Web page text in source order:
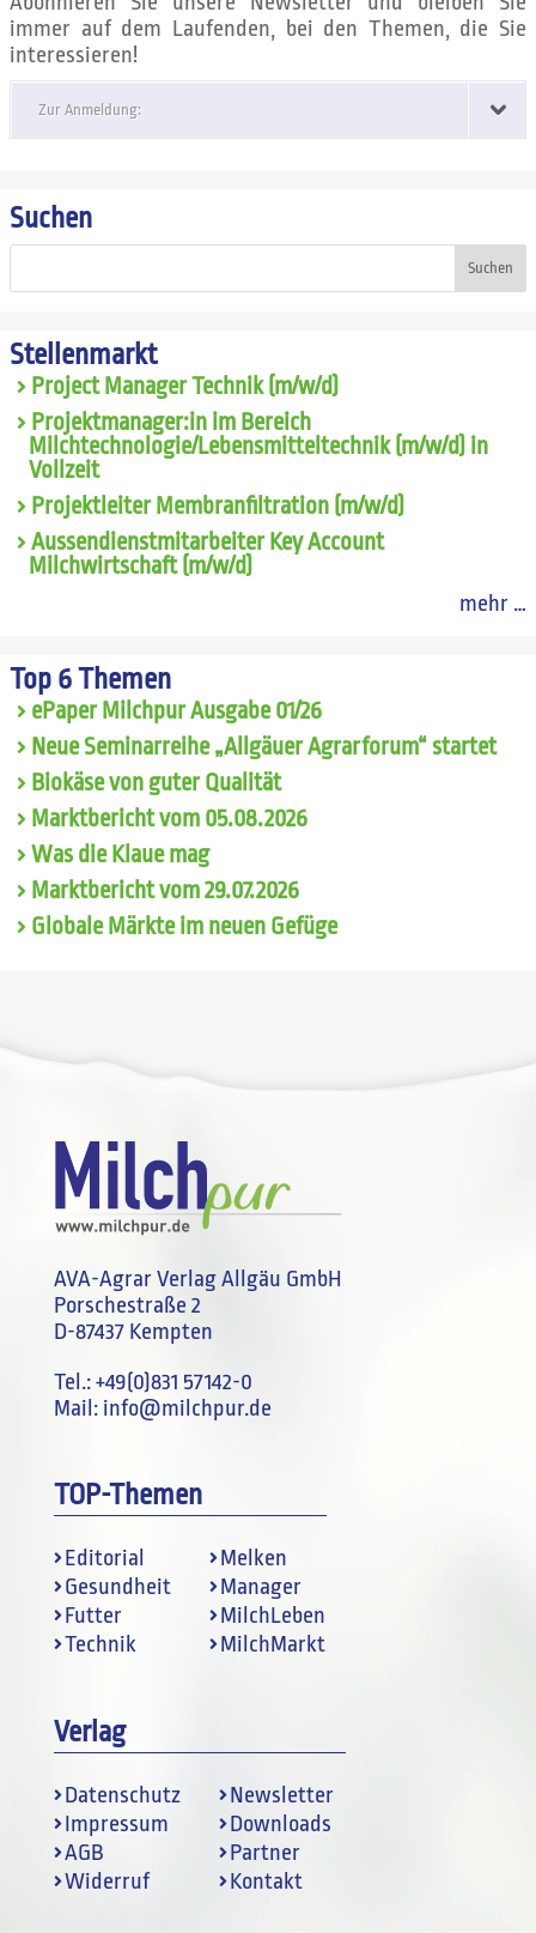
immer auf dem Laufenden, bei den Themen, die Sie
interessieren!
Zur Anmeldung:
Suchen
Suchen
Stellenmarkt
Project Manager Technik (m/w/d)
Projektmanager:in im Bereich
Milchtechnologie/Lebensmitteltechnik (m/w/d) in
Vollzeit
Projektleiter Membranfiltration (m/w/d)
Aussendienstmitarbeiter Key Account
Milchwirtschaft (m/w/d)
mehr …
Top 6 Themen
ePaper Milchpur Ausgabe 01/26
Neue Seminarreihe „Allgäuer Agrarforum“ startet
Biokäse von guter Qualität
Marktbericht vom 05.08.2026
Was die Klaue mag
Marktbericht vom 29.07.2026
Globale Märkte im neuen Gefüge
AVA-Agrar Verlag Allgäu GmbH
Porschestraße 2
D-87437 Kempten
Tel.:+49(0)831 57142-0
Mail: info@milchpur.de
TOP-Themen
Editorial
Gesundheit
Futter
Technik
Melken
Manager
MilchLeben
MilchMarkt
Verlag
Datenschutz
Impressum
AGB
Widerruf
Newsletter
Downloads
Partner
Kontakt